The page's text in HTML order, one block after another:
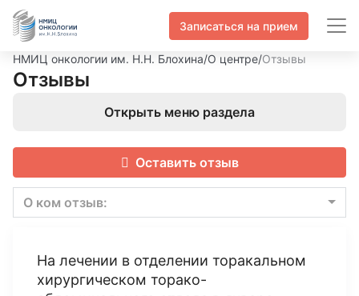
Записаться на прием
НМИЦ онкологии им. Н.Н. Блохина/О центре/Отзывы
Отзывы
Открыть меню раздела
Оставить отзыв
О ком отзыв:
На лечении в отделении торакальном
хирургическом торако-